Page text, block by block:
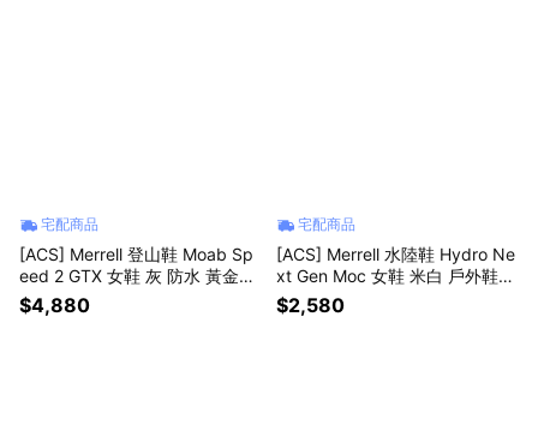
宅配商品
[ACS] Merrell 登山鞋 Moab Sp
eed 2 GTX 女鞋 灰 防水 黃金大
底 抓地 戶外 ML00005349
$4,880
宅配商品
[ACS] Merrell 水陸鞋 Hydro Ne
xt Gen Moc 女鞋 米白 戶外鞋
溯溪鞋 ML00005371
$2,580